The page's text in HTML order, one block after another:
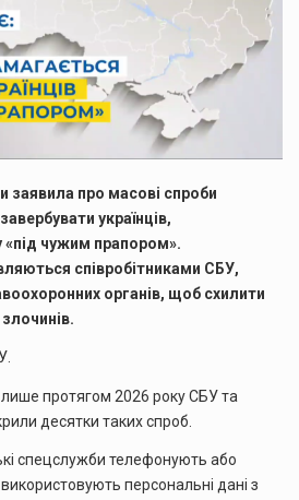
заявила про масові спроби
українців,
чужим прапором».
співробітниками СБУ,
органів, щоб схилити
протягом 2026 року СБУ та
десятки таких спроб.
спецслужби телефонують або
персональні дані з